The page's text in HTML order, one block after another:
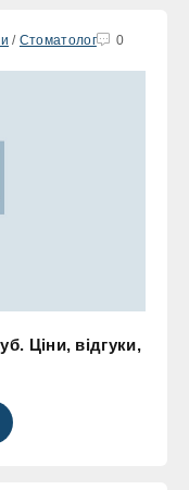
/ Стоматолог 0
Ціни, відгуки,